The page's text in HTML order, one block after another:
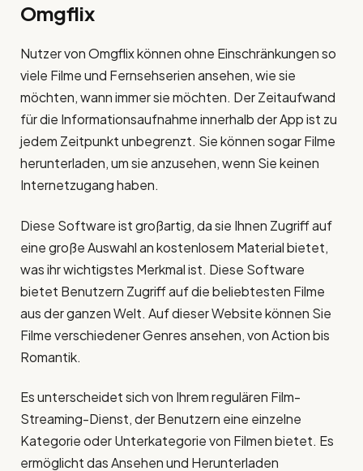
Omgflix
Nutzer von Omgflix können ohne Einschränkungen so
viele Filme und Fernsehserien ansehen, wie sie
möchten, wann immer sie möchten. Der Zeitaufwand
für die Informationsaufnahme innerhalb der App ist zu
jedem Zeitpunkt unbegrenzt. Sie können sogar Filme
herunterladen, um sie anzusehen, wenn Sie keinen
Internetzugang haben.
Diese Software ist großartig, da sie Ihnen Zugriff auf
eine große Auswahl an kostenlosem Material bietet,
was ihr wichtigstes Merkmal ist. Diese Software
bietet Benutzern Zugriff auf die beliebtesten Filme
aus der ganzen Welt. Auf dieser Website können Sie
Filme verschiedener Genres ansehen, von Action bis
Romantik.
Es unterscheidet sich von Ihrem regulären Film-
Streaming-Dienst, der Benutzern eine einzelne
Kategorie oder Unterkategorie von Filmen bietet. Es
ermöglicht das Ansehen und Herunterladen